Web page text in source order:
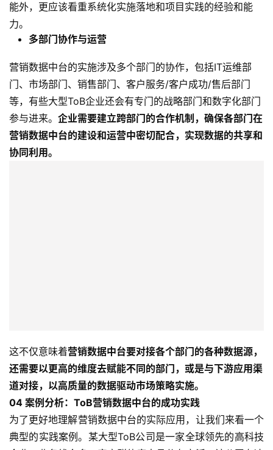
能外，更应该看重系统化实施落地和项目实践的经验和能
力。
多部门协作与运营
营销数据中台的实施涉及多个部门的协作，包括IT运维部
门、市场部门、销售部门、客户服务/客户成功/售后部门
等，有些大型ToB企业还会有专门的战略部门和数字化部门
参与进来。 企业需要建立跨部门的合作机制，确保各部门在
营销数据中台的建设和运营中密切配合，实现数据的共享和
协同利用。
还需要以更高的维度去赋能不同的部门，或是与下游应用渠
道对接，以高质量的数据驱动市场策略实施。
04案例分析：ToB营销数据中台的成功实践
为了更好地理解营销数据中台的实际应用，让我们来看一个
典型的实践案例。某大型ToB公司是一家全球领先的高科技
企业，业务线众多，客户群体庞大且分布广泛。该公司在决